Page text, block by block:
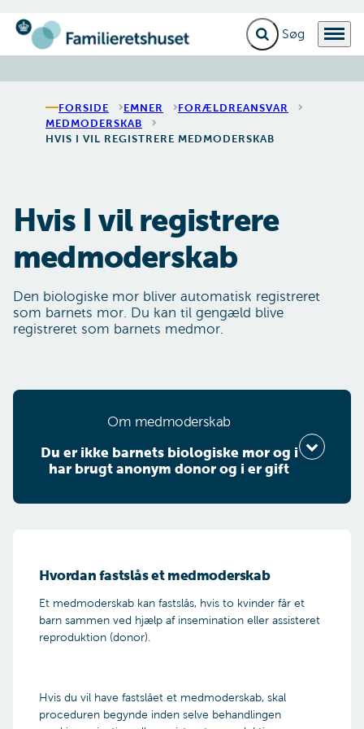
Gå til forsiden Fold søgefelt ud
Menu
FORSIDE EMNER
FORÆLDREANSVAR
MEDMODERSKAB
HVIS I VIL REGISTRERE MEDMODERSKAB
Hvis I vil registrere
medmoderskab
Den biologiske mor bliver automatisk registreret
som barnets mor. Du kan til gengæld blive
registreret som barnets medmor.
Om medmoderskab
Du er ik­ke bar­nets bi­o­lo­giske mor og i
har brugt ano­nym do­nor og i er gift
Er du barnets biologiske mor?
Ja
Hvordan fastslås et medmoderskab
Et medmoderskab kan fastslås, hvis to kvinder får et
barn sammen ved hjælp af insemination eller assisteret
reproduktion (donor).
Hvis du vil have fastslået et medmoderskab, skal
proceduren begynde inden selve behandlingen